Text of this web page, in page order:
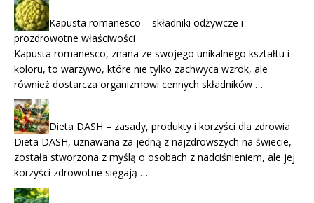
Kapusta romanesco – składniki odżywcze i
prozdrowotne właściwości
Kapusta romanesco, znana ze swojego unikalnego kształtu i
koloru, to warzywo, które nie tylko zachwyca wzrok, ale
również dostarcza organizmowi cennych składników …
Dieta DASH – zasady, produkty i korzyści dla zdrowia
Dieta DASH, uznawana za jedną z najzdrowszych na świecie,
została stworzona z myślą o osobach z nadciśnieniem, ale jej
korzyści zdrowotne sięgają …